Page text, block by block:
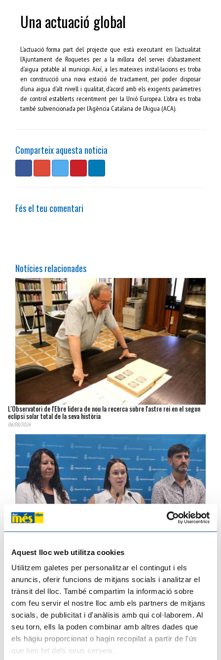
Aquest lloc web utilitza cookies
Utilitzem galetes per personalitzar el contingut i els
anuncis, oferir funcions de mitjans socials i analitzar el
trànsit del lloc. També compartim la informació sobre
com feu servir el nostre lloc amb els partners de mitjans
socials, de publicitat i d'anàlisis amb qui col·laborem. Al
seu torn, ells la poden combinar amb altres dades que
els hàgiu proporcionat o hagin recopilat a partir de l'ús
que heu fet dels seus serveis.
Una actuació global
L’actuació forma part del projecte que està executant en l’actualitat
l’Ajuntament de Roquetes per a la millora del servei d’abastament
d’aigua potable al municipi. Així, a les mateixes instal·lacions es troba
en construcció una nova estació de tractament, per poder disposar
d’una aigua d’alt nivell i qualitat, d’acord amb els exigents paràmetres
de control establerts recentment per la Unió Europea. L’obra es troba
també subvencionada per l’Agència Catalana de l’Aigua (ACA).
Comparteix aquesta noticia
Fés el teu comentari
Notícies relacionades
L'Observatori de l'Ebre lidera de nou la recerca sobre l'astre rei en el segon
eclipsi solar total de la seva història
06/08/2026
La Diputació de Tarragona canalitzarà la fibra òptica a 4 municipis més de les
Terres de l’Ebre